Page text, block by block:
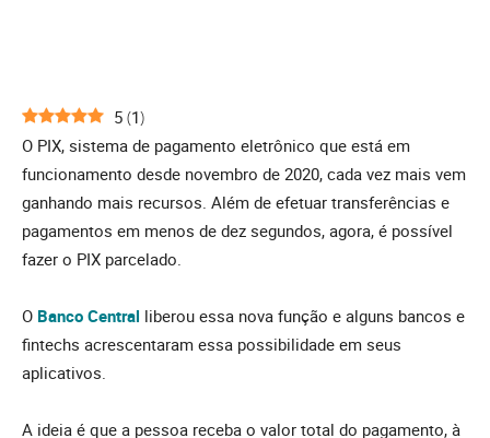
5 (1)
O PIX, sistema de pagamento eletrônico que está em
funcionamento desde novembro de 2020, cada vez mais vem
ganhando mais recursos. Além de efetuar transferências e
pagamentos em menos de dez segundos, agora, é possível
fazer o PIX parcelado.
O Banco Central liberou essa nova função e alguns bancos e
fintechs acrescentaram essa possibilidade em seus
aplicativos.
A ideia é que a pessoa receba o valor total do pagamento, à